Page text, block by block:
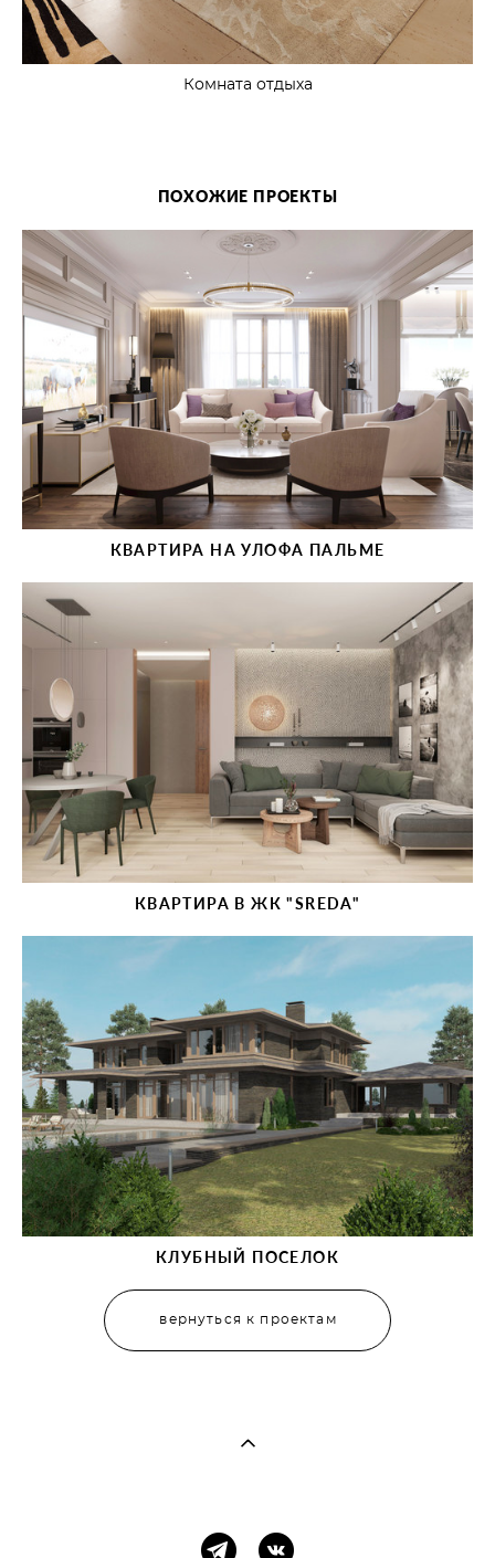
Комната отдыха
ПОХОЖИЕ ПРОЕКТЫ
КВАРТИРА НА УЛОФА ПАЛЬМЕ
КВАРТИРА В ЖК "SREDA"
КЛУБНЫЙ ПОСЕЛОК
вернуться к проектам